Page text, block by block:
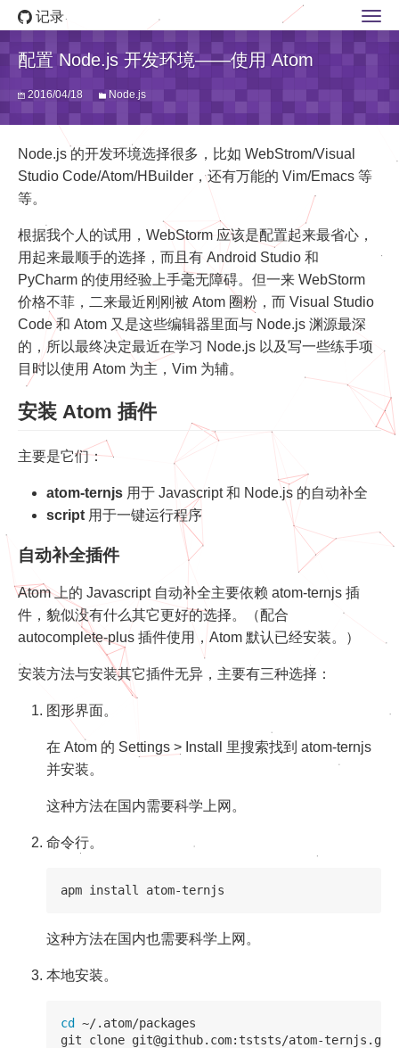
记录
配置 Node.js 开发环境——使用 Atom
2016/04/18 Node.js
Node.js 的开发环境选择很多，比如 WebStrom/Visual
Studio Code/Atom/HBuilder，还有万能的 Vim/Emacs 等
等。
根据我个人的试用，WebStorm 应该是配置起来最省心，
用起来最顺手的选择，而且有 Android Studio 和
PyCharm 的使用经验上手毫无障碍。但一来 WebStorm
价格不菲，二来最近刚刚被 Atom 圈粉，而 Visual Studio
Code 和 Atom 又是这些编辑器里面与 Node.js 渊源最深
的，所以最终决定最近在学习 Node.js 以及写一些练手项
目时以使用 Atom 为主，Vim 为辅。
安装 Atom 插件
主要是它们：
atom-ternjs 用于 Javascript 和 Node.js 的自动补全
script 用于一键运行程序
自动补全插件
Atom 上的 Javascript 自动补全主要依赖 atom-ternjs 插
件，貌似没有什么其它更好的选择。（配合
autocomplete-plus 插件使用，Atom 默认已经安装。）
安装方法与安装其它插件无异，主要有三种选择：
图形界面。
在 Atom 的 Settings > Install 里搜索找到 atom-ternjs
并安装。
这种方法在国内需要科学上网。
命令行。
这种方法在国内也需要科学上网。
本地安装。
cd
~/.atom/packages